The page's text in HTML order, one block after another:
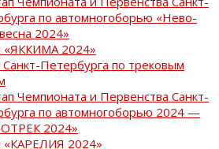
по автомногоборью «Нево-
2024»
«ЯККИМА 2024»
Санкт-Петербурга по трековым
Чемпионата и Первенства Санкт-
по автомногоборью 2024 —
2024»
«КАРЕЛИЯ 2024»